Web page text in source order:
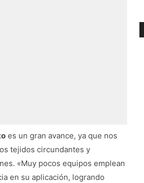
es un gran avance, ya que nos
tejidos circundantes y
«Muy pocos equipos emplean
en su aplicación, logrando